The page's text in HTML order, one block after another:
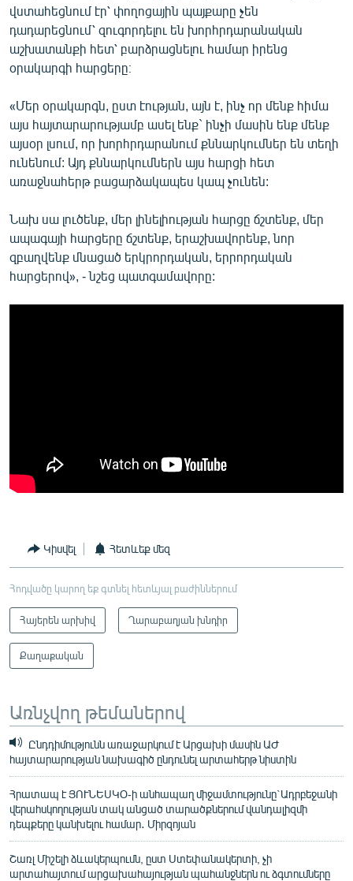
վստահեցնում էր՝ փողոցային պայքարը չեն
դադարեցնում՝ զուգորդելու են խորհրդարանական
աշխատանքի հետ՝ բարձրացնելու համար իրենց
օրակարգի հարցերը։
«Մեր օրակարգն, ըստ էության, այն է, ինչ որ մենք հիմա
այս հայտարարությամբ ասել ենք` ինչի մասին ենք մենք
այսօր լսում, որ խորհրդարանում քննարկումներ են տեղի
ունենում: Այդ քննարկումներն այս հարցի հետ
առաջնահերթ բացարձակապես կապ չունեն:
Նախ սա լուծենք, մեր լինելիության հարցը ճշտենք, մեր
ապագայի հարցերը ճշտենք, երաշխավորենք, նոր
զբաղվենք մնացած երկրորդական, երրորդական
հարցերով», - նշեց պատգամավորը:
Կիսվել Հետևեք մեզ
Հոդվածը կարող եք գտնել հետևյալ բաժիններում
Հայերեն արխիվ Ղարաբաղյան խնդիր
Քաղաքական
Առնչվող թեմաներով
Ընդդիմությունն առաջարկում է Արցախի մասին ԱԺ
հայտարարության նախագիծ ընդունել արտահերթ նիստին
Հրատապ է ՅՈՒՆԵՍԿՕ-ի անհապաղ միջամտությունը`Ադրբեջանի
վերահսկողության տակ անցած տարածքներում վանդալիզմի
դեպքերը կանխելու համար․ Միրզոյան
Շառլ Միշելի ձևակերպումն, ըստ Ստեփանակերտի, չի
արտահայտում արցախահայության պահանջներն ու ձգտումները